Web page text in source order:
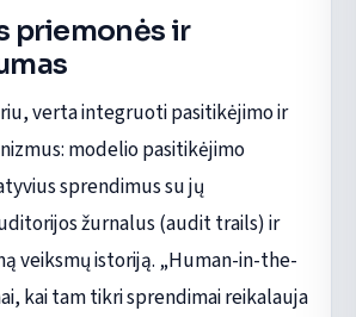
priemonės ir
verta integruoti pasitikėjimo ir
modelio pasitikėjimo
sprendimus su jų
žurnalus (audit trails) ir
veiksmų istoriją. „Human-in-the-
kai tam tikri sprendimai reikalauja